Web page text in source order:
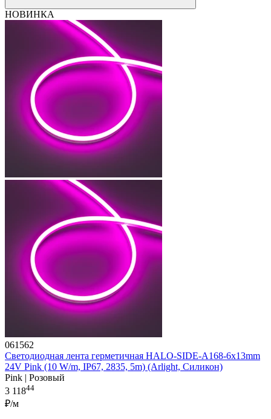
НОВИНКА
061562
Светодиодная лента герметичная HALO-SIDE-A168-6x13mm
24V Pink (10 W/m, IP67, 2835, 5m) (Arlight, Силикон)
Pink | Розовый
3 11844
₽/м